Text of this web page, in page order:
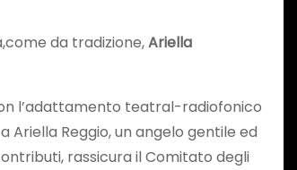
da tradizione,Ariella
l’adattamento teatral-radiofonico
Reggio, un angelo gentile ed
rassicura il Comitato degli